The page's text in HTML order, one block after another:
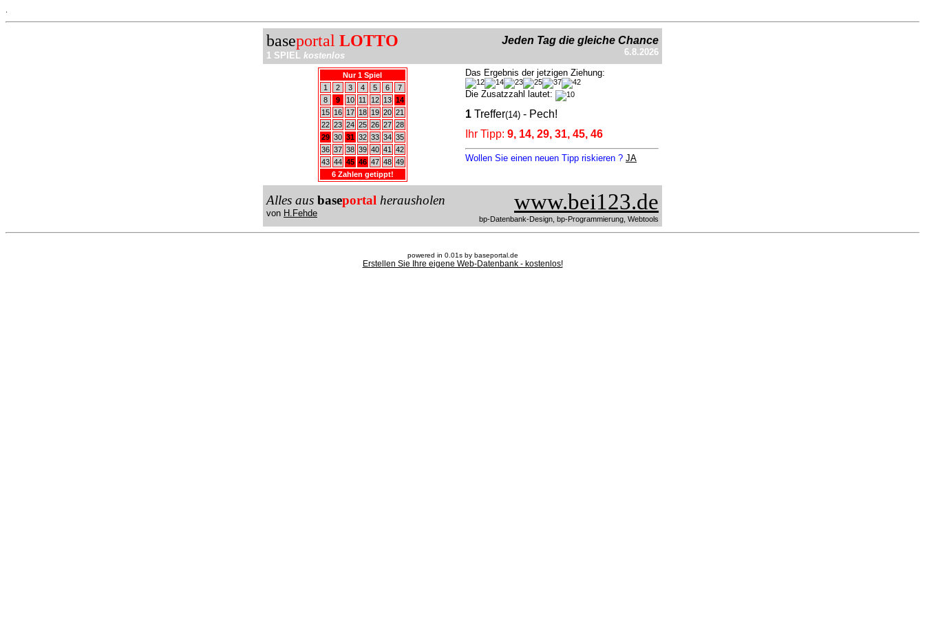
baseportal LOTTO
1 SPIEL kostenlos
Jeden Tag die gleiche Chance
6.8.2026
Nur 1 Spiel
1
2 3 4 5 6
7
8
9 10 11 12 13 14
15
16 17 18 19 20 21
22 23 24 25 26 27 28
29 30 31 32 33 34 35
36 37 38 39 40 41
42
43 44 45 46 47 48 49
6 Zahlen getippt!
Das Ergebnis der jetzigen Ziehung:
Die Zusatzzahl lautet:
1 Treffer(14) - Pech!
Ihr Tipp: 9, 14, 29, 31, 45, 46
Wollen Sie einen neuen Tipp riskieren ? JA
Alles aus baseportal herausholen
von H.Fehde www.bei123.de
bp-Datenbank-Design, bp-Programmierung, Webtools
powered in 0.01s by baseportal.de
Erstellen Sie Ihre eigene Web-Datenbank - kostenlos!